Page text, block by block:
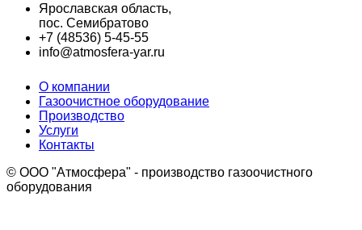
Ярославская область,
пос. Семибратово
+7 (48536) 5-45-55
info@atmosfera-yar.ru
О компании
Газоочистное оборудование
Производство
Услуги
Контакты
© OOO "Атмосфера" - производство газоочистного
оборудования